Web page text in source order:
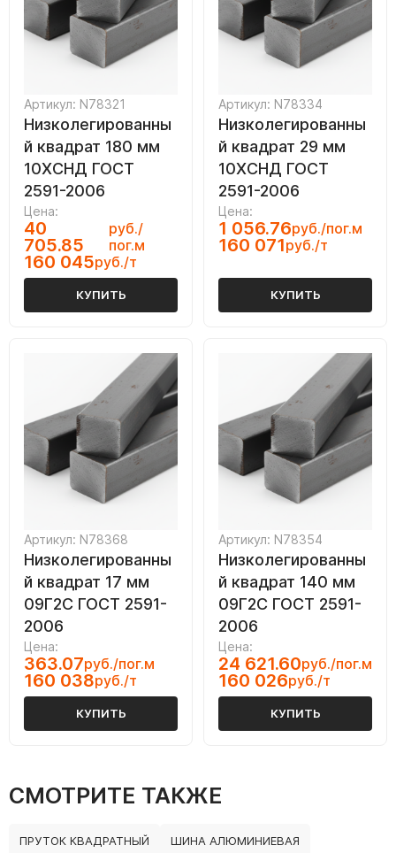
Артикул: N78321
Низколегированны
й квадрат 180 мм
10ХСНД ГОСТ
2591-2006
Цена:
40
705.85
руб./
пог.м
160 045руб./т
КУПИТЬ
Артикул: N78334
Низколегированны
й квадрат 29 мм
10ХСНД ГОСТ
2591-2006
Цена:
1 056.76руб./пог.м
160 071руб./т
КУПИТЬ
Артикул: N78368
Низколегированны
й квадрат 17 мм
09Г2С ГОСТ 2591-
2006
Цена:
363.07руб./пог.м
160 038руб./т
КУПИТЬ
Артикул: N78354
Низколегированны
й квадрат 140 мм
09Г2С ГОСТ 2591-
2006
Цена:
24 621.60руб./пог.м
160 026руб./т
КУПИТЬ
СМОТРИТЕ ТАКЖЕ
ПРУТОК КВАДРАТНЫЙ ШИНА АЛЮМИНИЕВАЯ